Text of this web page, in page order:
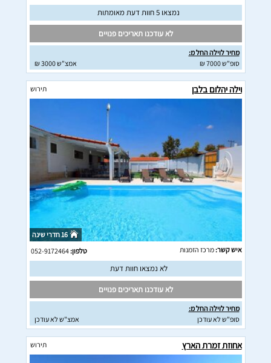
נמצאו 5 חוות דעת מאומתות
לא עודכנו תאריכים פנויים
מחיר לוילה החל מ:
סופ"ש 7000 ₪
אמצ"ש 3000 ₪
וילה יהלום בלבן תירוש
16 חדרי שינה
איש קשר:מרכז הזמנות טלפון:052-9172464
לא נמצאו חוות דעת
לא עודכנו תאריכים פנויים
מחיר לוילה החל מ:
סופ"ש לא עודכן
אמצ"ש לא עודכן
אחוזת זמרת הארץ תירוש